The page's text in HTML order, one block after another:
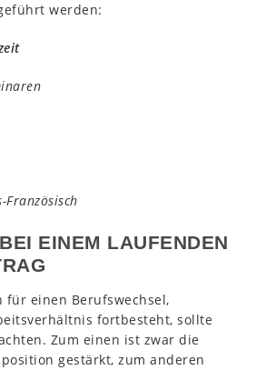
werden:
Französisch
EINEM LAUFENDEN
für einen Berufswechsel,
fortbesteht, sollte
Zum einen ist zwar die
gestärkt, zum anderen